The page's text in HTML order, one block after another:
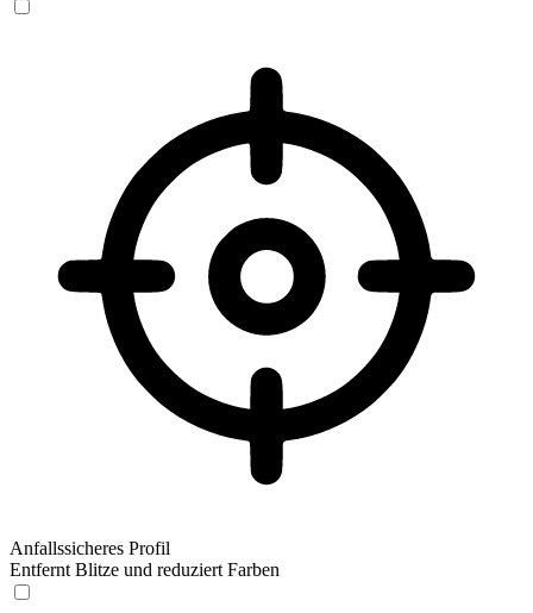
Anfallssicheres Profil
Entfernt Blitze und reduziert Farben